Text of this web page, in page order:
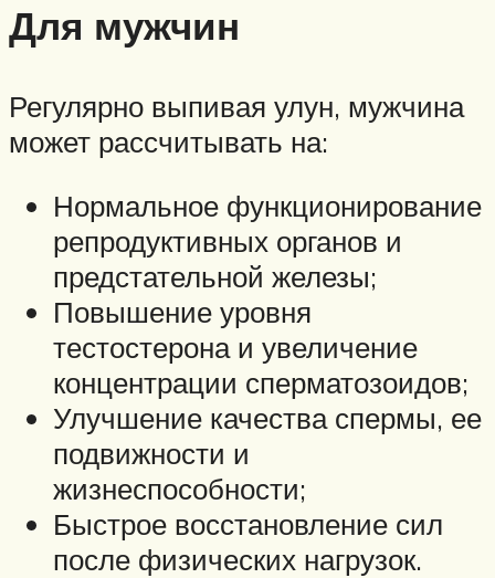
Для мужчин
Регулярно выпивая улун, мужчина
может рассчитывать на:
Нормальное функционирование
репродуктивных органов и
предстательной железы;
Повышение уровня
тестостерона и увеличение
концентрации сперматозоидов;
Улучшение качества спермы, ее
подвижности и
жизнеспособности;
Быстрое восстановление сил
после физических нагрузок.